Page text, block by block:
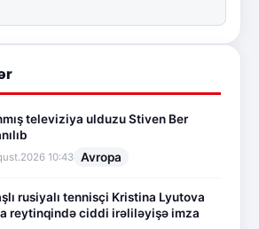
televiziya ulduzu Stiven Ber
10:43 Avropa
rusiyalı tennisçi Kristina Lyutova
reytinqində ciddi irəliləyişə imza